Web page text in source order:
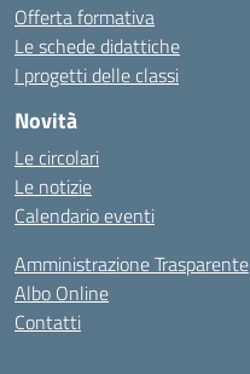
Offerta formativa
Le schede didattiche
I progetti delle classi
Novità
Le circolari
Le notizie
Calendario eventi
Amministrazione Trasparente
Albo Online
Contatti